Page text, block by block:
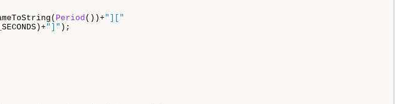
Period ())+"]["
"]" );